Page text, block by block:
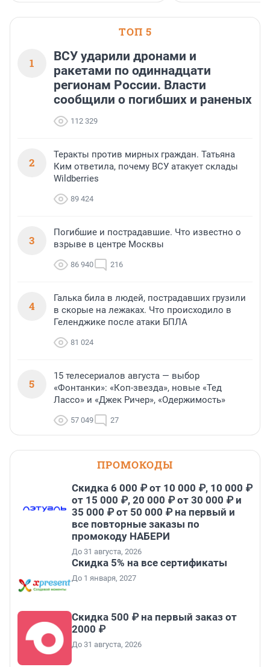
ТОП 5
1
ВСУ ударили дронами и
ракетами по одиннадцати
регионам России. Власти
сообщили о погибших и раненых
112 329
2
Теракты против мирных граждан. Татьяна
Ким ответила, почему ВСУ атакует склады
Wildberries
89 424
3
Погибшие и пострадавшие. Что известно о
взрыве в центре Москвы
86 940 216
4
Галька била в людей, пострадавших грузили
в скорые на лежаках. Что происходило в
Геленджике после атаки БПЛА
81 024
5
15 телесериалов августа — выбор
«Фонтанки»: «Коп-звезда», новые «Тед
Лассо» и «Джек Ричер», «Одержимость»
57 049 27
ПРОМОКОДЫ
Скидка 6 000 ₽ от 10 000 ₽, 10 000 ₽
от 15 000 ₽, 20 000 ₽ от 30 000 ₽ и
35 000 ₽ от 50 000 ₽ на первый и
все повторные заказы по
промокоду НАБЕРИ
До 31 августа, 2026
Скидка 5% на все сертификаты
До 1 января, 2027
Скидка 500 ₽ на первый заказ от
2000 ₽
До 31 августа, 2026